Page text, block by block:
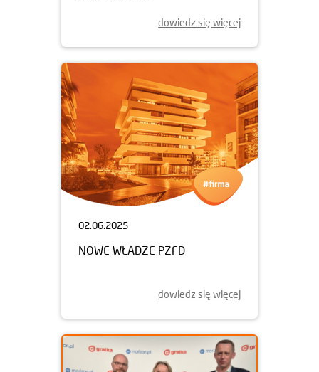
dowiedz się więcej
02.06.2025
NOWE WŁADZE PZFD
dowiedz się więcej